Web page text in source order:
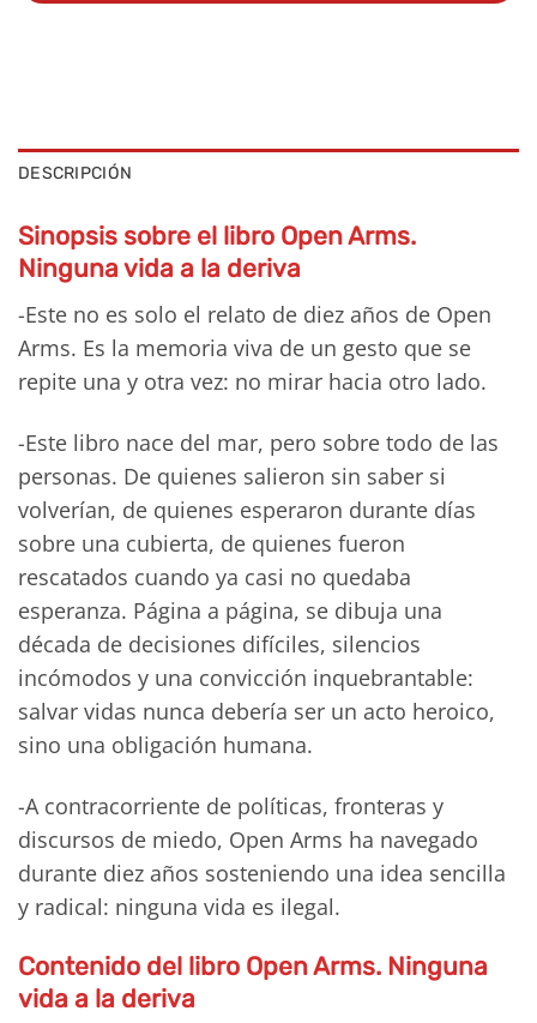
DESCRIPCIÓN
Sinopsis sobre el libro Open Arms.
Ninguna vida a la deriva
-Este no es solo el relato de diez años de Open
Arms. Es la memoria viva de un gesto que se
repite una y otra vez: no mirar hacia otro lado.
-Este libro nace del mar, pero sobre todo de las
personas. De quienes salieron sin saber si
volverían, de quienes esperaron durante días
sobre una cubierta, de quienes fueron
rescatados cuando ya casi no quedaba
esperanza. Página a página, se dibuja una
década de decisiones difíciles, silencios
incómodos y una convicción inquebrantable:
salvar vidas nunca debería ser un acto heroico,
sino una obligación humana.
-A contracorriente de políticas, fronteras y
discursos de miedo, Open Arms ha navegado
durante diez años sosteniendo una idea sencilla
y radical: ninguna vida es ilegal.
Contenido del libro Open Arms. Ninguna
vida a la deriva